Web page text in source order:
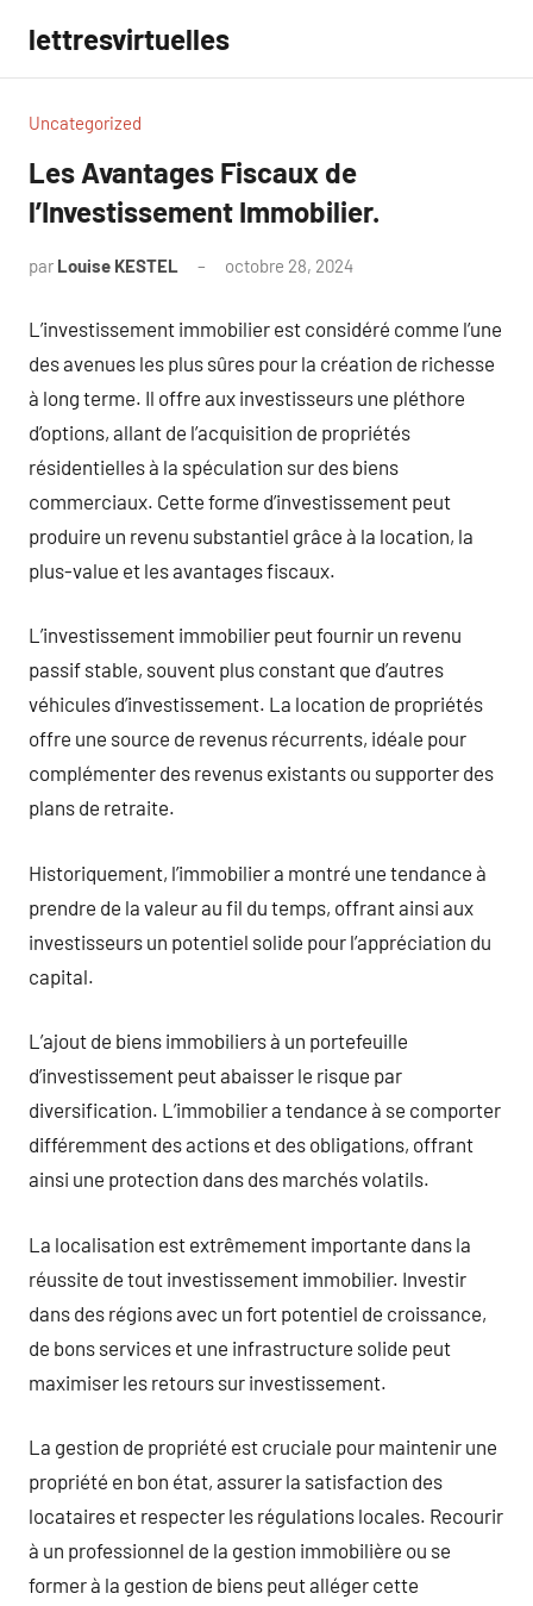
contenu
lettresvirtuelles
Uncategorized
Les Avantages Fiscaux de
l’Investissement Immobilier.
par Louise KESTEL octobre 28, 2024
L’investissement immobilier est considéré comme l’une
des avenues les plus sûres pour la création de richesse
à long terme. Il offre aux investisseurs une pléthore
d’options, allant de l’acquisition de propriétés
résidentielles à la spéculation sur des biens
commerciaux. Cette forme d’investissement peut
produire un revenu substantiel grâce à la location, la
plus-value et les avantages fiscaux.
L’investissement immobilier peut fournir un revenu
passif stable, souvent plus constant que d’autres
véhicules d’investissement. La location de propriétés
offre une source de revenus récurrents, idéale pour
complémenter des revenus existants ou supporter des
plans de retraite.
Historiquement, l’immobilier a montré une tendance à
prendre de la valeur au fil du temps, offrant ainsi aux
investisseurs un potentiel solide pour l’appréciation du
capital.
L’ajout de biens immobiliers à un portefeuille
d’investissement peut abaisser le risque par
diversification. L’immobilier a tendance à se comporter
différemment des actions et des obligations, offrant
ainsi une protection dans des marchés volatils.
La localisation est extrêmement importante dans la
réussite de tout investissement immobilier. Investir
dans des régions avec un fort potentiel de croissance,
de bons services et une infrastructure solide peut
maximiser les retours sur investissement.
La gestion de propriété est cruciale pour maintenir une
propriété en bon état, assurer la satisfaction des
locataires et respecter les régulations locales. Recourir
à un professionnel de la gestion immobilière ou se
former à la gestion de biens peut alléger cette